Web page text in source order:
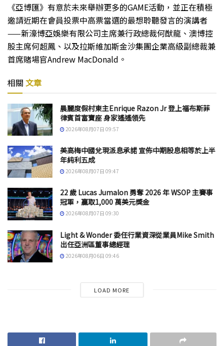
《亞博匯》有意於未來舉辦更多的GAME活動，並正在積極
邀請近期在會員投票中高票當選的最想聆聽發言的演講者
——新濠博亞娛樂有限公司主席兼行政總裁何猷龍、澳博控
股主席何超鳳、以及拉斯維加斯金沙集團企業高級副總裁兼
首席賭場官Andrew MacDonald。
相關 文章
晨麗度假村東主Enrique Razon Jr 登上福布斯菲
律賓首富寶座 身家遙遙領先
2026年08月07日 09:57
美高梅中國兌現派息承諾 宣佈中期股息相等於上半
年純利五成
2026年08月07日 09:47
22 歲 Lucas Jumalon 勇奪 2026 年 WSOP 主賽事
冠軍，贏取1,000 萬美元獎金
2026年08月07日 09:30
Light & Wonder 委任行業資深從業員Mike Smith
出任亞洲區董事總經理
2026年08月06日 09:46
LOAD MORE